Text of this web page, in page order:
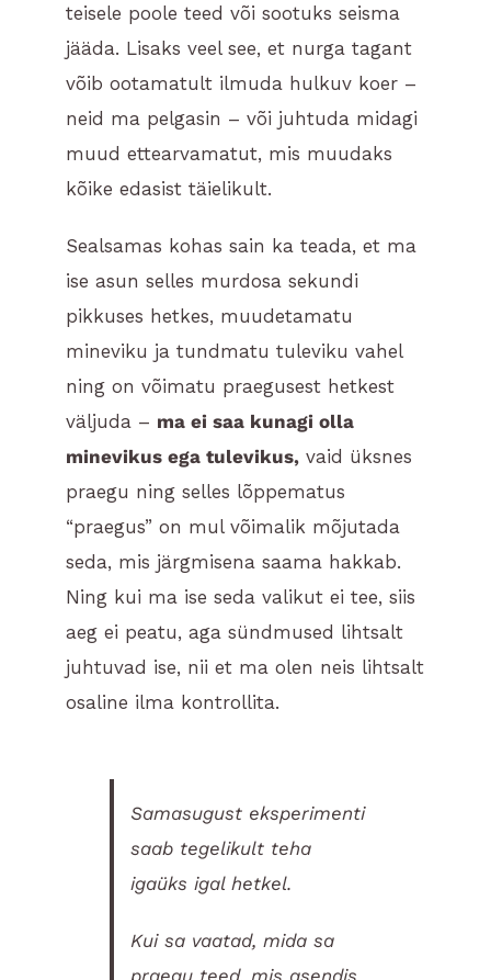
teisele poole teed või sootuks seisma
jääda. Lisaks veel see, et nurga tagant
võib ootamatult ilmuda hulkuv koer –
neid ma pelgasin – või juhtuda midagi
muud ettearvamatut, mis muudaks
kõike edasist täielikult.
Sealsamas kohas sain ka teada, et ma
ise asun selles murdosa sekundi
pikkuses hetkes, muudetamatu
mineviku ja tundmatu tuleviku vahel
ning on võimatu praegusest hetkest
väljuda – ma ei saa kunagi olla
minevikus ega tulevikus, vaid üksnes
praegu ning selles lõppematus
“praegus” on mul võimalik mõjutada
seda, mis järgmisena saama hakkab.
Ning kui ma ise seda valikut ei tee, siis
aeg ei peatu, aga sündmused lihtsalt
juhtuvad ise, nii et ma olen neis lihtsalt
osaline ilma kontrollita.
Samasugust eksperimenti
saab tegelikult teha
igaüks igal hetkel.
Kui sa vaatad, mida sa
praegu teed, mis asendis